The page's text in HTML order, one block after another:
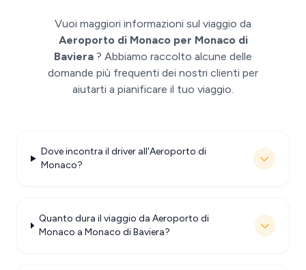
Vuoi maggiori informazioni sul viaggio da
Aeroporto di Monaco per Monaco di
Baviera ? Abbiamo raccolto alcune delle
domande più frequenti dei nostri clienti per
aiutarti a pianificare il tuo viaggio.
Dove incontra il driver all'Aeroporto di
Monaco?
Quanto dura il viaggio da Aeroporto di
Monaco a Monaco di Baviera?